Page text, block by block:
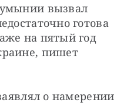
вызвал
готова
на пятый год
пишет
о намерении